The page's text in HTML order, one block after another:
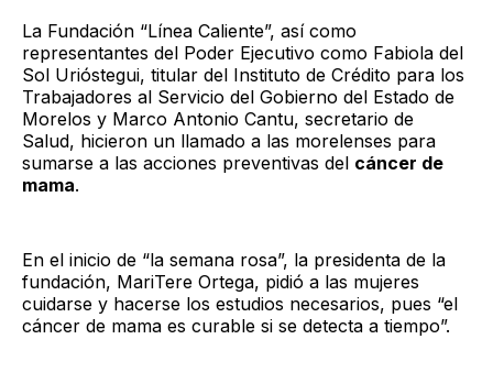
La Fundación “Línea Caliente”, así como
representantes del Poder Ejecutivo como Fabiola del
Sol Urióstegui, titular del Instituto de Crédito para los
Trabajadores al Servicio del Gobierno del Estado de
Morelos y Marco Antonio Cantu, secretario de
Salud, hicieron un llamado a las morelenses para
sumarse a las acciones preventivas del cáncer de
mama.
En el inicio de “la semana rosa”, la presidenta de la
fundación, MariTere Ortega, pidió a las mujeres
cuidarse y hacerse los estudios necesarios, pues “el
cáncer de mama es curable si se detecta a tiempo”.